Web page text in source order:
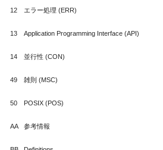
12 エラー処理 (ERR)
13 Application Programming Interface (API)
14 並行性 (CON)
49 雑則 (MSC)
50 POSIX (POS)
AA 参考情報